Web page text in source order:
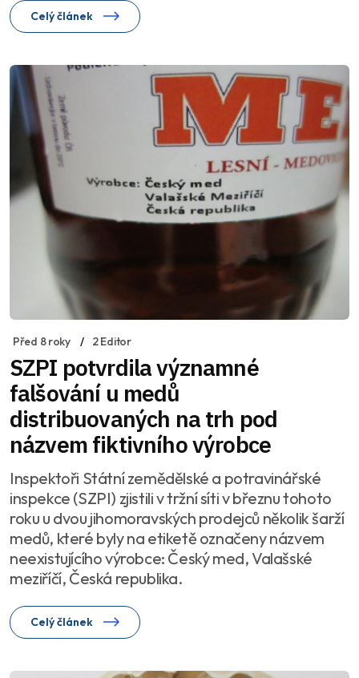
Celý článek
Před 8 roky 2 Editor
SZPI potvrdila významné
falšování u medů
distribuovaných na trh pod
názvem fiktivního výrobce
Inspektoři Státní zemědělské a potravinářské
inspekce (SZPI) zjistili v tržní síti v březnu tohoto
roku u dvou jihomoravských prodejců několik šarží
medů, které byly na etiketě označeny názvem
neexistujícího výrobce: Český med, Valašské
meziříčí, Česká republika.
Celý článek